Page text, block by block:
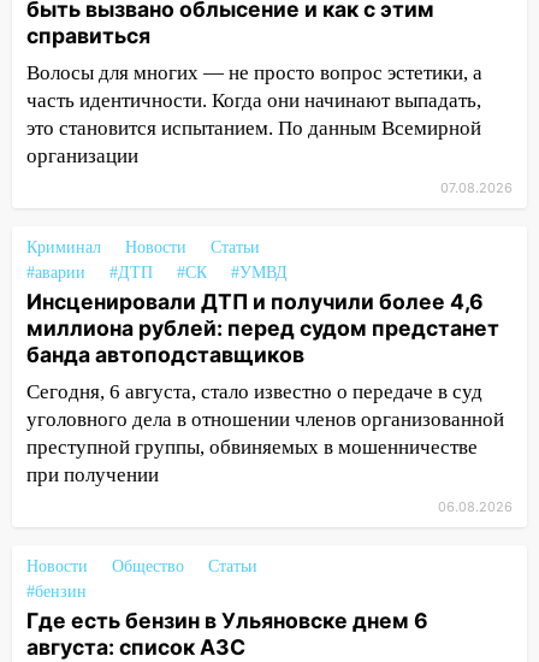
агрессивную женщину
15:47
На улице Радищева сбили
курьера: крупная авария в Ульяновске
15:15 Проводил до квартиры и ограбил:
новый кавалер женщины оказался
по улице Ефремова
14:23 67% ульяновцев готовы
передумать увольняться, если им
повысят зарплату
14:01 Инсценировали ДТП и получили
более 4,6 миллиона рублей: перед
судом предстанет банда
автоподставщиков
В Инзе произошел крупный пожар
13:00
В суде защитили репутацию
мужчины, которого необоснованно
обвиняли в жестоком обращении с
животными
быть вызвано облысение и как с этим
справиться
Волосы для многих — не просто вопрос эстетики, а
часть идентичности. Когда они начинают выпадать,
это становится испытанием. По данным Всемирной
организации
07.08.2026
Криминал Новости
Статьи
#аварии
#ДТП #СК #УМВД
Инсценировали ДТП и получили более 4,6
миллиона рублей: перед судом предстанет
банда автоподставщиков
Сегодня, 6 августа, стало известно о передаче в суд
уголовного дела в отношении членов организованной
преступной группы, обвиняемых в мошенничестве
при получении
06.08.2026
Новости Общество
Статьи
#бензин
Где есть бензин в Ульяновске днем 6
августа: список АЗС